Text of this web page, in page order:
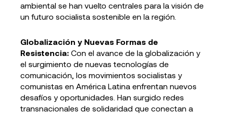
ambiental se han vuelto centrales para la visión de
un futuro socialista sostenible en la región.
Globalización y Nuevas Formas de
Resistencia: Con el avance de la globalización y
el surgimiento de nuevas tecnologías de
comunicación, los movimientos socialistas y
comunistas en América Latina enfrentan nuevos
desafíos y oportunidades. Han surgido redes
transnacionales de solidaridad que conectan a